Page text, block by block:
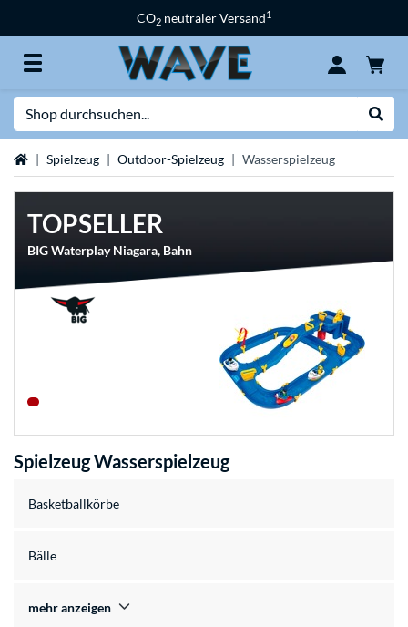
CO2 neutraler Versand1
StartseiteSpielzeug Outdoor-Spielzeug Wasserspielzeug
TOPSELLER
BIG Waterplay Niagara, Bahn
Spielzeug Wasserspielzeug
Basketballkörbe
Bälle
mehr anzeigen